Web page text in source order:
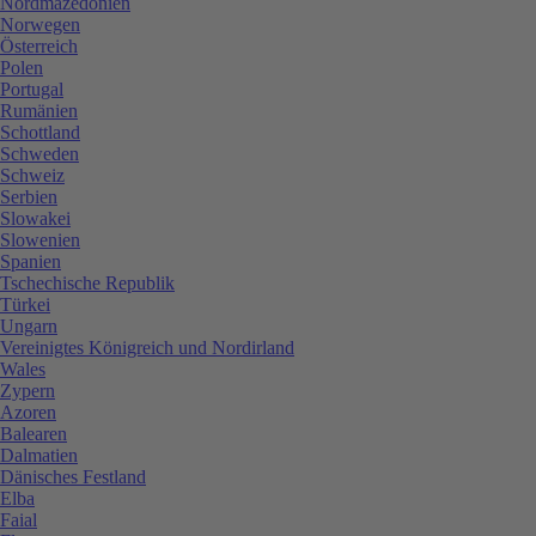
Norwegen
Österreich
Polen
Portugal
Rumänien
Schottland
Schweden
Schweiz
Serbien
Slowakei
Slowenien
Spanien
Tschechische Republik
Türkei
Ungarn
Vereinigtes Königreich und Nordirland
Wales
Zypern
Azoren
Balearen
Dalmatien
Dänisches Festland
Elba
Faial